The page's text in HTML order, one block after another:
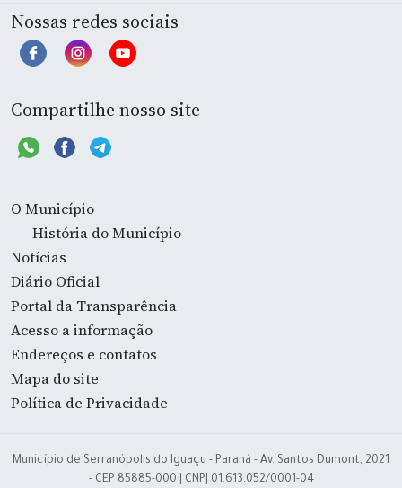
Nossas redes sociais
Compartilhe nosso site
O Município
História do Município
Notícias
Diário Oficial
Portal da Transparência
Acesso a informação
Endereços e contatos
Mapa do site
Política de Privacidade
Município de Serranópolis do Iguaçu - Paraná - Av. Santos Dumont, 2021
- CEP 85885-000 | CNPJ 01.613.052/0001-04